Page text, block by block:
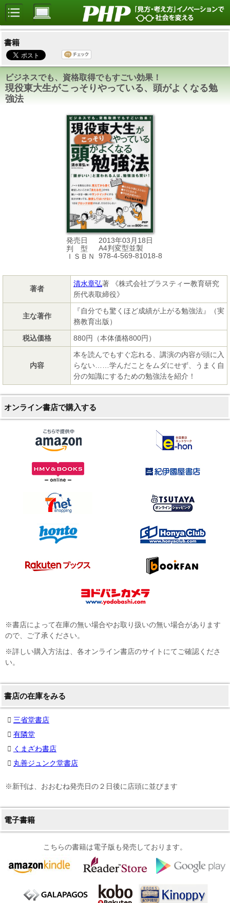
書籍
ビジネスでも、資格取得でもすごい効果！
現役東大生がこっそりやっている、頭がよくなる勉
強法
発売日
2013年03月18日
判 型
A4判変型並製
ＩＳＢＮ
978-4-569-81018-8
著者
清水章弘著 《株式会社プラスティー教育研究
所代表取締役》
主な著作
『自分でも驚くほど成績が上がる勉強法』（実
務教育出版）
税込価格
880円（本体価格800円）
内容
本を読んでもすぐ忘れる、講演の内容が頭に入
らない……学んだことをムダにせず、うまく自
分の知識にするための勉強法を紹介！
オンライン書店で購入する
※書店によって在庫の無い場合やお取り扱いの無い場合があります
ので、ご了承ください。
※詳しい購入方法は、各オンライン書店のサイトにてご確認くださ
い。
書店の在庫をみる
三省堂書店
有隣堂
くまざわ書店
丸善ジュンク堂書店
※新刊は、おおむね発売日の２日後に店頭に並びます
電子書籍
こちらの書籍は電子版も発売しております。